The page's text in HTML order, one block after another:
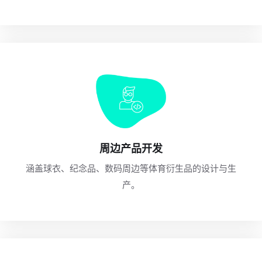
周边产品开发
涵盖球衣、纪念品、数码周边等体育衍生品的设计与生
产。